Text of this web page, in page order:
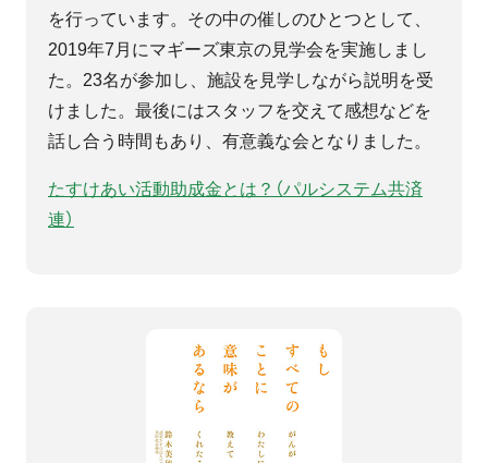
を行っています。その中の催しのひとつとして、
2019年7月にマギーズ東京の見学会を実施しまし
た。23名が参加し、施設を見学しながら説明を受
けました。最後にはスタッフを交えて感想などを
話し合う時間もあり、有意義な会となりました。
たすけあい活動助成金とは？（パルシステム共済
連）